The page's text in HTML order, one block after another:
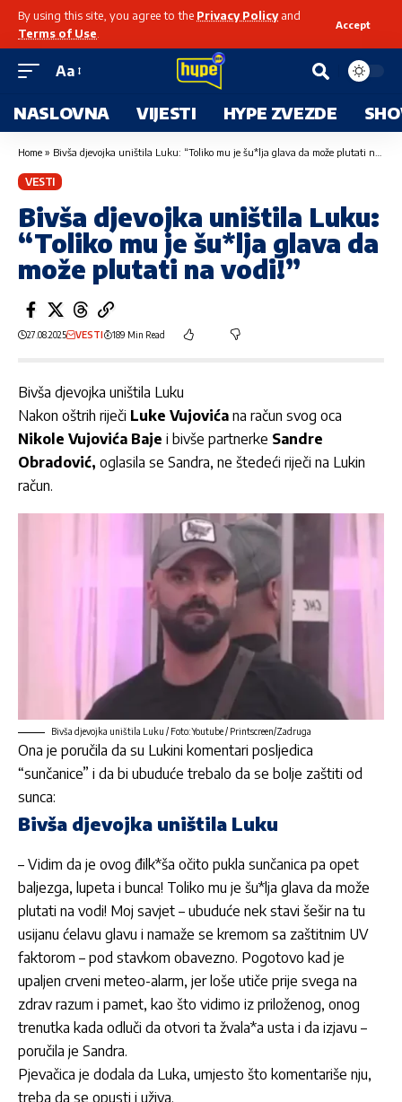
By using this site, you agree to the Privacy Policyand
Terms of Use
Accept
Aa
NASLOVNA VIJESTI HYPE ZVEZDE
Home » Bivša djevojka uništila Luku: “Toliko mu je šu*lja glava da može plutati na vodi!”
VESTI
Bivša djevojka uništila Luku:
“Toliko mu je šu*lja glava da
može plutati na vodi!”
27.08.2025 VESTI 189 Min Read
Bivša djevojka uništila Luku
Nakon oštrih riječi Luke Vujovića na račun svog oca
Nikole Vujovića Baje i bivše partnerke Sandre
Obradović, oglasila se Sandra, ne štedeći riječi na Lukin
račun.
Bivša djevojka uništila Luku / Foto: Youtube / Printscreen/Zadruga
Ona je poručila da su Lukini komentari posljedica
“sunčanice” i da bi ubuduće trebalo da se bolje zaštiti od
sunca:
Bivša djevojka uništila Luku
– Vidim da je ovog đilk*ša očito pukla sunčanica pa opet
baljezga, lupeta i bunca! Toliko mu je šu*lja glava da može
plutati na vodi! Moj savjet – ubuduće nek stavi šešir na tu
usijanu ćelavu glavu i namaže se kremom sa zaštitnim UV
faktorom – pod stavkom obavezno. Pogotovo kad je
upaljen crveni meteo-alarm, jer loše utiče prije svega na
zdrav razum i pamet, kao što vidimo iz priloženog, onog
trenutka kada odluči da otvori ta žvala*a usta i da izjavu –
poručila je Sandra.
Pjevačica je dodala da Luka, umjesto što komentariše nju,
treba da se opusti i uživa.